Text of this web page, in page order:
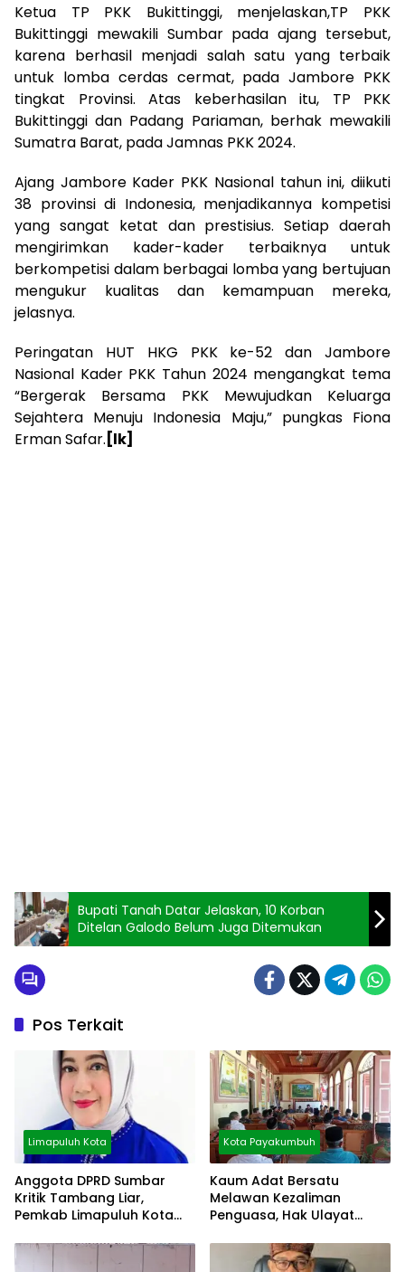
Ketua TP PKK Bukittinggi, menjelaskan,TP PKK
Bukittinggi mewakili Sumbar pada ajang tersebut,
karena berhasil menjadi salah satu yang terbaik
untuk lomba cerdas cermat, pada Jambore PKK
tingkat Provinsi. Atas keberhasilan itu, TP PKK
Bukittinggi dan Padang Pariaman, berhak mewakili
Sumatra Barat, pada Jamnas PKK 2024.
Ajang Jambore Kader PKK Nasional tahun ini, diikuti
38 provinsi di Indonesia, menjadikannya kompetisi
yang sangat ketat dan prestisius. Setiap daerah
mengirimkan kader-kader terbaiknya untuk
berkompetisi dalam berbagai lomba yang bertujuan
mengukur kualitas dan kemampuan mereka,
jelasnya.
Peringatan HUT HKG PKK ke-52 dan Jambore
Nasional Kader PKK Tahun 2024 mengangkat tema
“Bergerak Bersama PKK Mewujudkan Keluarga
Sejahtera Menuju Indonesia Maju,” pungkas Fiona
Erman Safar. [lk]
Bupati Tanah Datar Jelaskan, 10 Korban
Ditelan Galodo Belum Juga Ditemukan
Pos Terkait
Limapuluh Kota
Anggota DPRD Sumbar
Kritik Tambang Liar,
Pemkab Limapuluh Kota
Kota Payakumbuh
Kaum Adat Bersatu
Melawan Kezaliman
Penguasa, Hak Ulayat